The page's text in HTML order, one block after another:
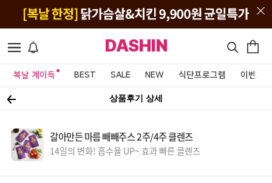
DASHIN
복날 계이득 BEST SALE NEW 식단프로그램 이벤트&
상품후기 상세
갈아만든 마름 빼빼주스 2주/4주 클렌즈
14일의 변화! 흡수율 UP~ 효과 빠른 클렌즈